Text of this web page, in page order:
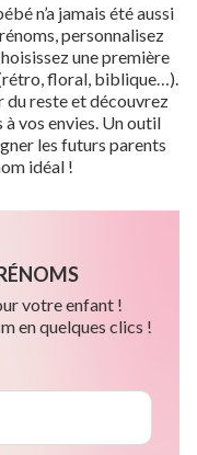
n’a jamais été aussi
personnalisez
une première
floral, biblique…).
du reste et découvrez
vos envies. Un outil
les futurs parents
idéal !
votre enfant !
en quelques clics !